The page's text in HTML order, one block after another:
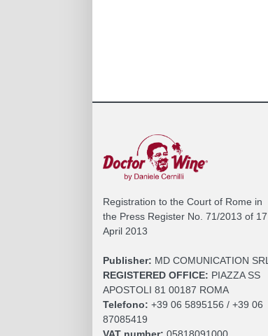
Registration to the Court of Rome in
the Press Register No. 71/2013 of 17
April 2013
Publisher: MD COMUNICATION SRL
REGISTERED OFFICE: PIAZZA SS
APOSTOLI 81 00187 ROMA
Telefono: +39 06 5895156 / +39 06
87085419
VAT number: 05818091000